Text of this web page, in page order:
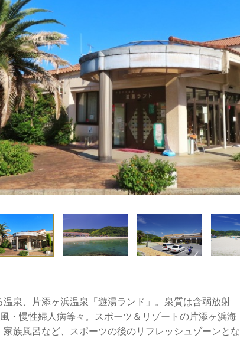
泉、片添ヶ浜温泉「遊湯ランド」。泉質は含弱放射
・慢性婦人病等々。スポーツ＆リゾートの片添ヶ浜海
族風呂など、スポーツの後のリフレッシュゾーンとな